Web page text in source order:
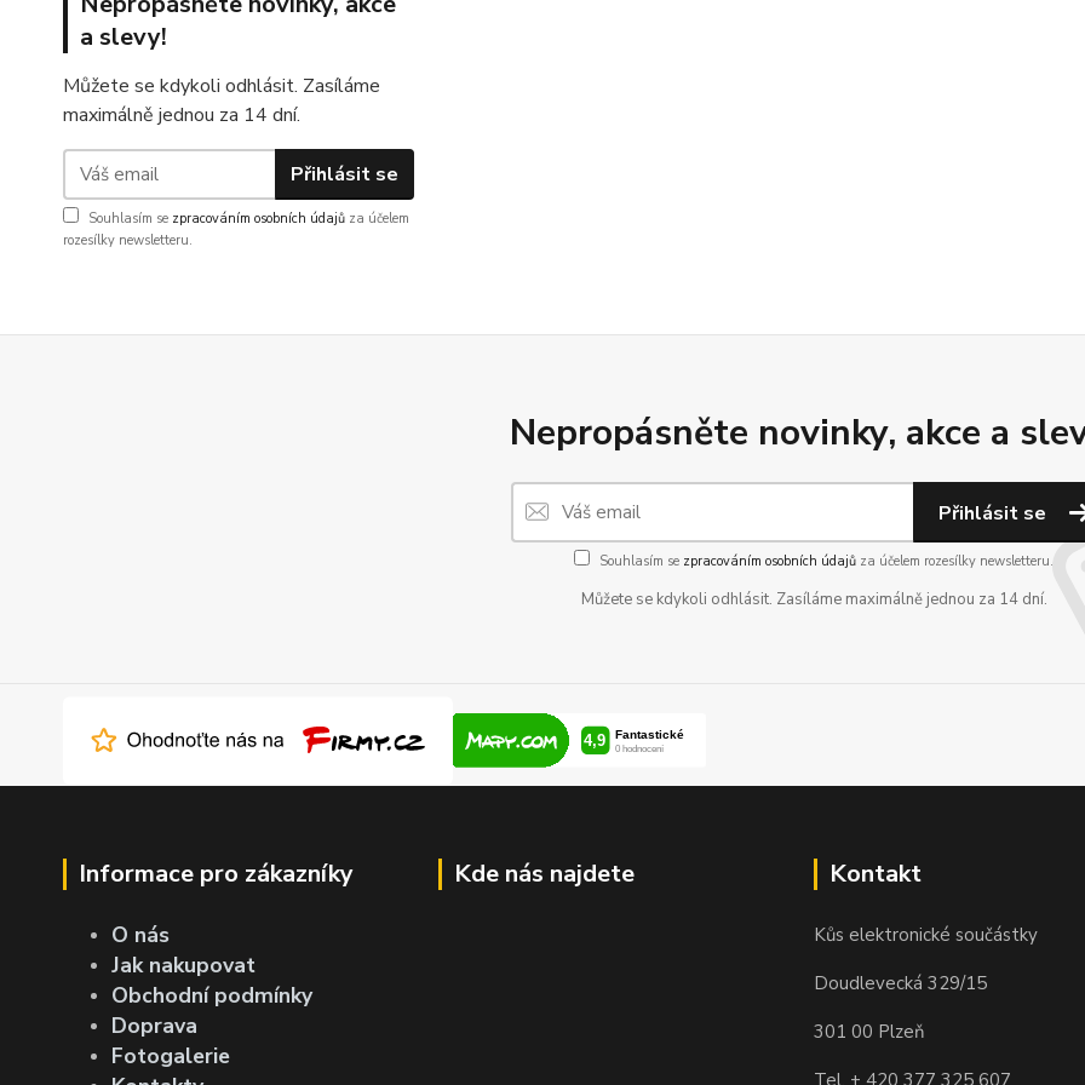
a slevy!
Můžete se kdykoli odhlásit. Zasíláme
maximálně jednou za 14 dní.
Přihlásit se
Souhlasím se zpracováním osobních údajů za účelem
rozesílky newsletteru.
Nepropásněte novinky, akce a
Přihlásit se
Souhlasím se zpracováním osobních údajů za účelem rozesílky newsletteru.
Můžete se kdykoli odhlásit. Zasíláme maximálně jednou za 14 dní.
Informace pro zákazníky
O nás
Jak nakupovat
Obchodní podmínky
Doprava
Fotogalerie
Kde nás najdete Kontakt
Kůs elektronické součástky
Doudlevecká 329/15
301 00 Plzeň
Tel. + 420 377 325 607